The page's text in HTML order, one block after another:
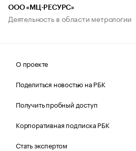
ООО «МЦ-РЕСУРС»
Деятельность в области метрологии
О проекте
Поделиться новостью на РБК
Получить пробный доступ
Корпоративная подписка РБК
Стать экспертом